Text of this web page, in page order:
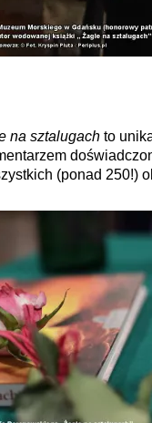
na sztalugach to
(ponad 250!)